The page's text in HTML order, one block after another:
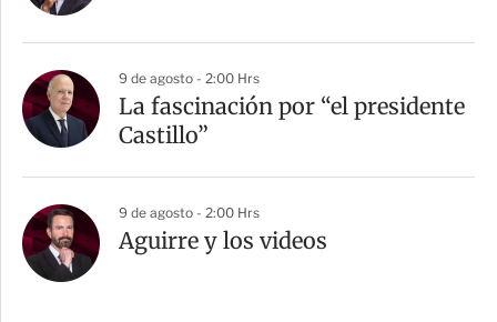
9 de agosto - 2:00 Hrs
La fascinación por “el presidente
Castillo”
9 de agosto - 2:00 Hrs
Aguirre y los videos